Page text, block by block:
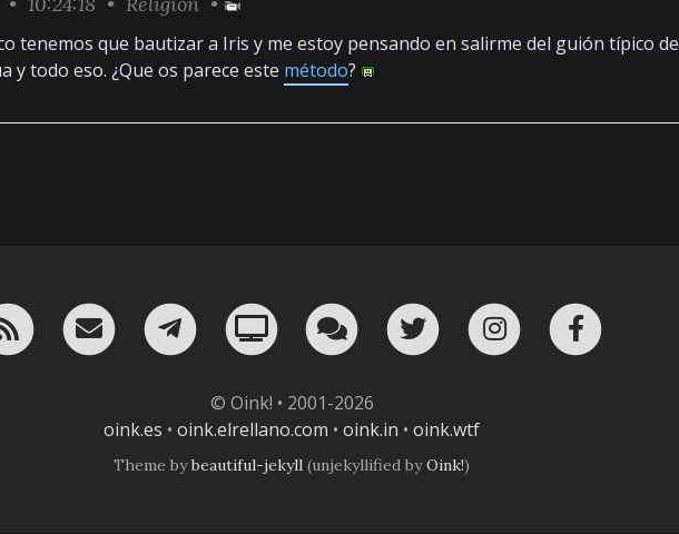
tenemos que bautizar a Iris y me estoy pensando en salirme del guión típico de
y todo eso. ¿Que os parece este método?
RSS ¡Mándame un email!
¡Nuestro canal en Telegram!
Oink! TV Charla con nosotros en Telegram
Twitter Instagram
© Oink! • 2001-2026
oink.es • oink.elrellano.com • oink.in • oink.wtf
Theme bybeautiful-jekyll (unjekyllified byOink!)